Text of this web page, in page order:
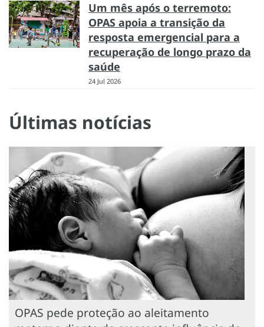
Um mês após o terremoto:
OPAS apoia a transição da
resposta emergencial para a
recuperação de longo prazo da
saúde
24 Jul 2026
Últimas notícias
OPAS pede proteção ao aleitamento